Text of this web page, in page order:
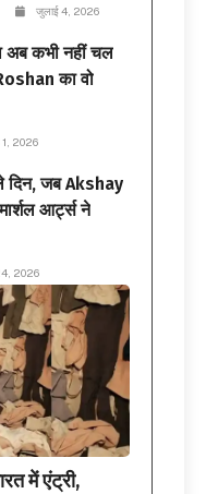
जुलाई 4, 2026
अब कभी नहीं चल
का वो
1, 2026
दिन, जब Akshay
आर्ट्स ने
2026
में एंट्री,